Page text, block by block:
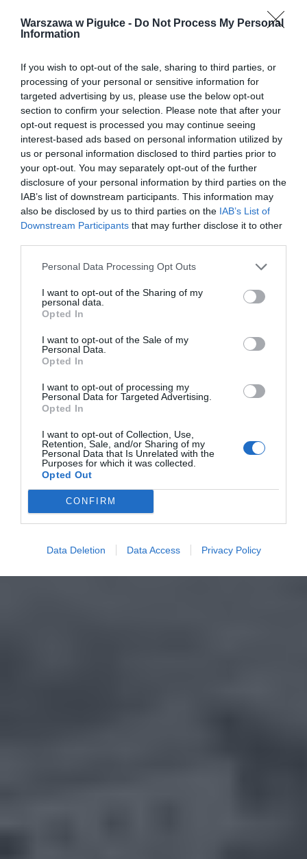
Warszawa w Pigułce - Do Not Process My Personal
Information
If you wish to opt-out of the sale, sharing to third parties, or
processing of your personal or sensitive information for
targeted advertising by us, please use the below opt-out
section to confirm your selection. Please note that after your
opt-out request is processed you may continue seeing
interest-based ads based on personal information utilized by
us or personal information disclosed to third parties prior to
your opt-out. You may separately opt-out of the further
disclosure of your personal information by third parties on the
IAB’s list of downstream participants. This information may
also be disclosed by us to third parties on the IAB’s List of
Downstream Participants that may further disclose it to other
Personal Data Processing Opt Outs
I want to opt-out of the Sharing of my
personal data.
Opted In
I want to opt-out of the Sale of my
Personal Data.
Opted In
I want to opt-out of processing my
Personal Data for Targeted Advertising.
Opted In
I want to opt-out of Collection, Use,
Retention, Sale, and/or Sharing of my
Personal Data that Is Unrelated with the
Purposes for which it was collected.
Opted Out
CONFIRM
Data Deletion Data Access Privacy Policy